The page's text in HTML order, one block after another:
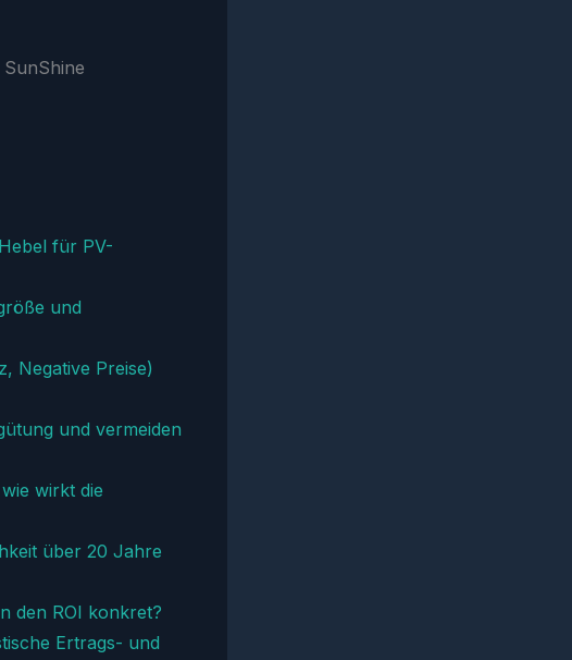
für PV-
und
Negative Preise)
und vermeiden
wirkt die
über 20 Jahre
den ROI konkret?
Ertrags- und